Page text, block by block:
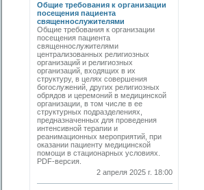
Общие требования к организации
посещения пациента
священнослужителями
Общие требования к организации
посещения пациента
священнослужителями
централизованных религиозных
организаций и религиозных
организаций, входящих в их
структуру, в целях совершения
богослужений, других религиозных
обрядов и церемоний в медицинской
организации, в том числе в ее
структурных подразделениях,
предназначенных для проведения
интенсивной терапии и
реанимационных мероприятий, при
оказании пациенту медицинской
помощи в стационарных условиях.
PDF-версия.
2 апреля 2025 г. 18:00